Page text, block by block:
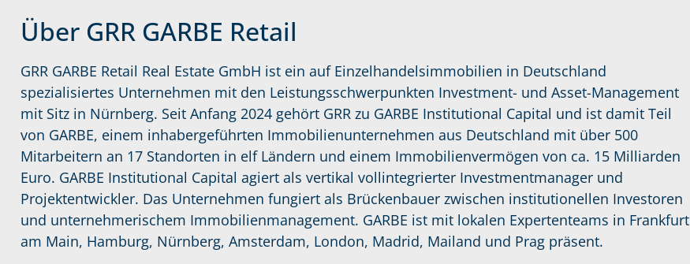
Über GRR GARBE Retail
GRR GARBE Retail Real Estate GmbH ist ein auf Einzelhandelsimmobilien in Deutschland
spezialisiertes Unternehmen mit den Leistungsschwerpunkten Investment- und Asset-Management
mit Sitz in Nürnberg. Seit Anfang 2024 gehört GRR zu GARBE Institutional Capital und ist damit Teil
von GARBE, einem inhabergeführten Immobilienunternehmen aus Deutschland mit über 500
Mitarbeitern an 17 Standorten in elf Ländern und einem Immobilienvermögen von ca. 15 Milliarden
Euro. GARBE Institutional Capital agiert als vertikal vollintegrierter Investmentmanager und
Projektentwickler. Das Unternehmen fungiert als Brückenbauer zwischen institutionellen Investoren
und unternehmerischem Immobilienmanagement. GARBE ist mit lokalen Expertenteams in Frankfurt
am Main, Hamburg, Nürnberg, Amsterdam, London, Madrid, Mailand und Prag präsent.